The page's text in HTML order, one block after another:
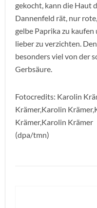
gekocht, kann die Haut
Dannenfeld rät, nur
gelbe Paprika zu kaufen
lieber zu verzichten.
besonders viel von der
Gerbsäure.
Fotocredits: Karolin
Krämer,Karolin
Krämer,Karolin Krämer
(dpa/tmn)